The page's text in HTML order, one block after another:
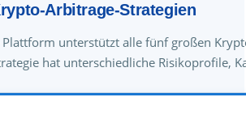
Arbitrage-Strategien
unterstützt alle fünf großen
hat unterschiedliche